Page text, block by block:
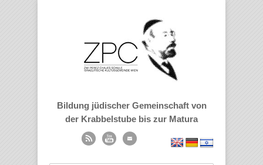
Bildung jüdischer Gemeinschaft von
der Krabbelstube bis zur Matura